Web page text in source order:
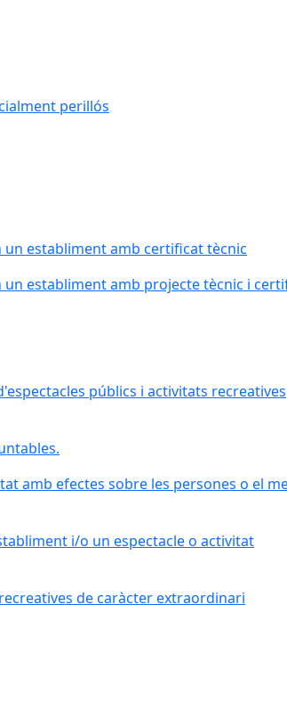
perillós
establiment amb certificat tècnic
establiment amb projecte tècnic i
públics i activitats recreatives
amb efectes sobre les persones o el
i/o un espectacle o activitat
de caràcter extraordinari